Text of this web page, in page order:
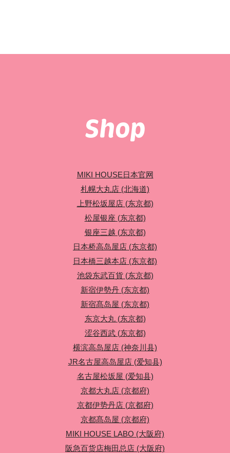
Shop
MIKI HOUSE日本官网
札幌大丸店 (北海道)
上野松坂屋店 (东京都)
松屋银座 (东京都)
银座三越 (东京都)
日本桥高岛屋店 (东京都)
日本橋三越本店 (东京都)
池袋东武百貨 (东京都)
新宿伊勢丹 (东京都)
新宿髙岛屋 (东京都)
东京大丸 (东京都)
涩谷西武 (东京都)
横滨高岛屋店 (神奈川县)
JR名古屋高岛屋店 (爱知县)
名古屋松坂屋 (爱知县)
京都大丸店 (京都府)
京都伊势丹店 (京都府)
京都髙岛屋 (京都府)
MIKI HOUSE LABO (大阪府)
阪急百货店梅田总店 (大阪府)